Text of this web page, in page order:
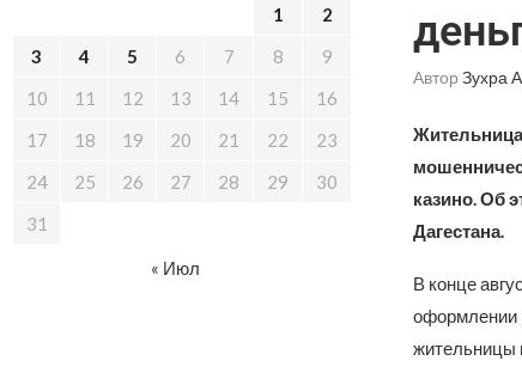
Автор Зухра
Жительница
казино. Об
Дагестана.
В конце
оформлении
жительницы
1
2
3
4 5 6 7 8
9
10
11 12 13 14 15
16
17
18 19 20 21 22
23
24
25 26 27 28 29
30
31
« Июл